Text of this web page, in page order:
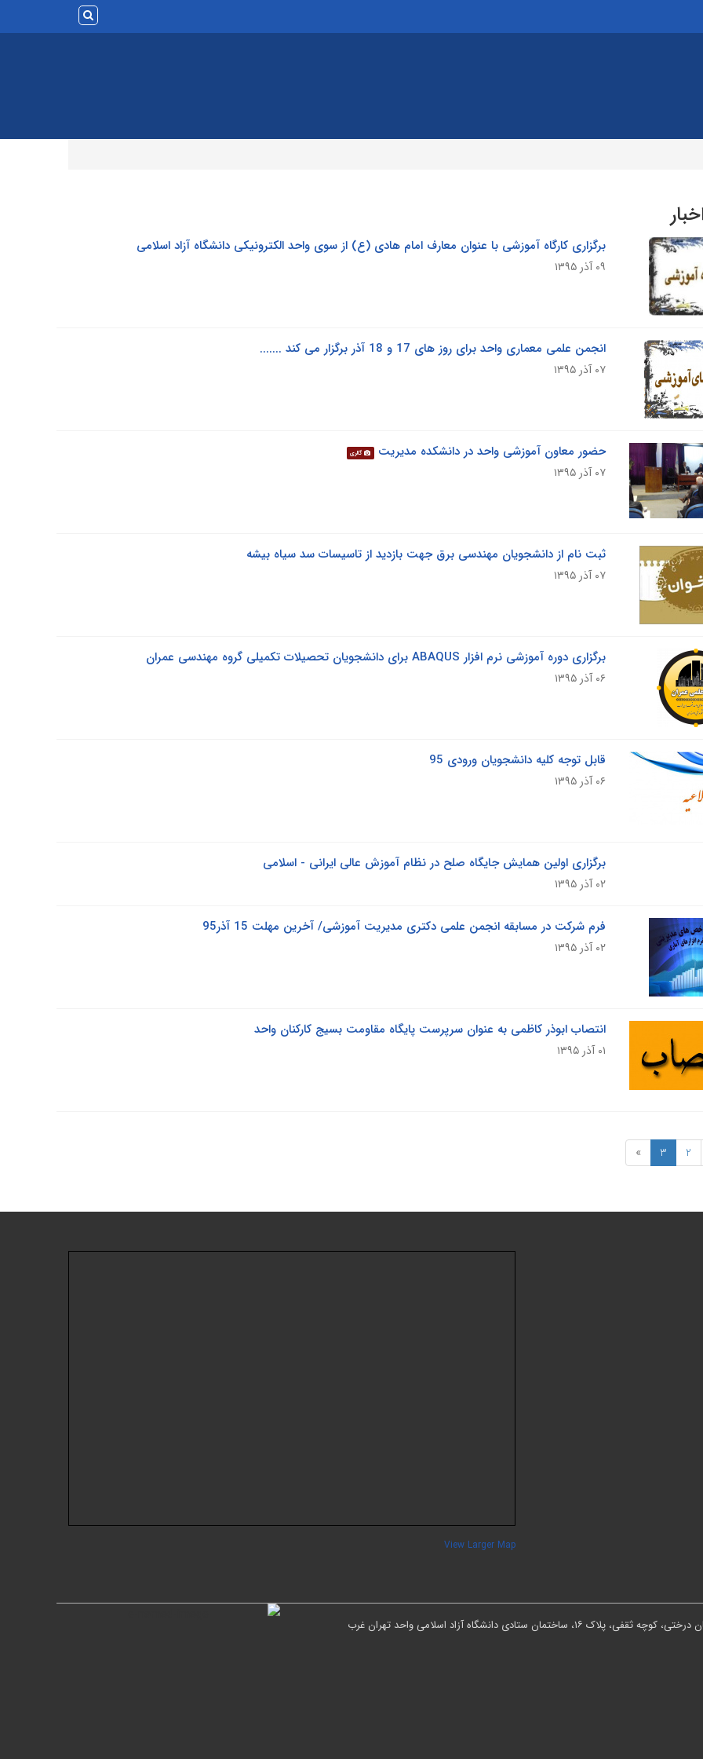
برگزاری کارگاه آموزشی با عنوان معارف امام هادی (ع) از سوی واحد الکترونیکی دانشگاه آزاد اسلامی
۰۹ آذر ۱۳۹۵
انجمن علمی معماری واحد برای روز های 17 و 18 آذر برگزار می کند .......
۰۷ آذر ۱۳۹۵
حضور معاون آموزشی واحد در دانشکده مدیریت گالری
۰۷ آذر ۱۳۹۵
ثبت نام از دانشجویان مهندسی برق جهت بازدید از تاسیسات سد سیاه بیشه
۰۷ آذر ۱۳۹۵
برگزاری دوره آموزشی نرم افزار ABAQUS برای دانشجویان تحصیلات تکمیلی گروه مهندسی عمران
۰۶ آذر ۱۳۹۵
قابل توجه کلیه دانشجویان ورودی 95
۰۶ آذر ۱۳۹۵
برگزاری اولین همایش جایگاه صلح در نظام آموزش عالی ایرانی - اسلامی
۰۲ آذر ۱۳۹۵
فرم شرکت در مسابقه انجمن علمی دکتری مدیریت آموزشی/ آخرین مهلت 15 آذر95
۰۲ آذر ۱۳۹۵
انتصاب ابوذر کاظمی به عنوان سرپرست پایگاه مقاومت بسیج کارکنان واحد
۰۱ آذر ۱۳۹۵
2
3
»
View Larger Map
ستادی دانشگاه آزاد اسلامی واحد تهران غرب